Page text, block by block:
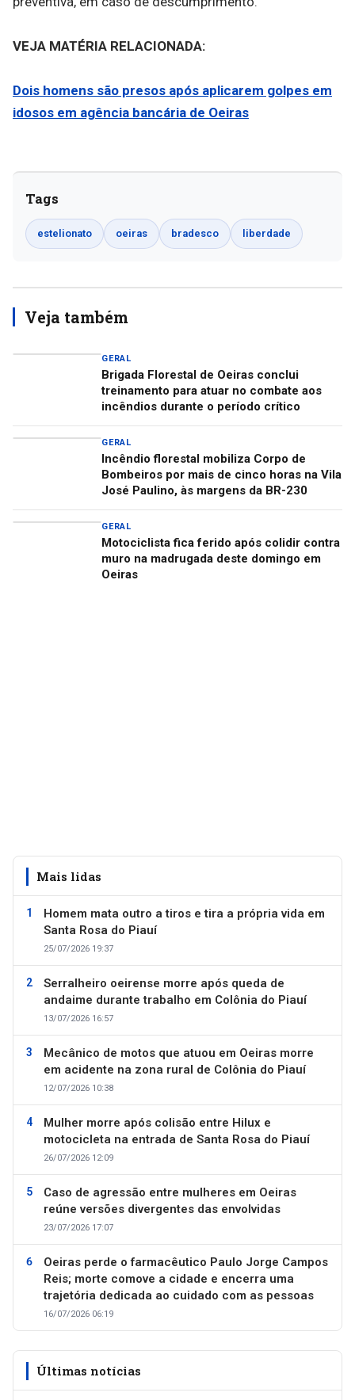
VEJA MATÉRIA RELACIONADA:
Dois homens são presos após aplicarem golpes em
idosos em agência bancária de Oeiras
Tags
estelionato oeiras bradesco liberdade
Veja também
GERAL
Brigada Florestal de Oeiras conclui
treinamento para atuar no combate aos
incêndios durante o período crítico
GERAL
Incêndio florestal mobiliza Corpo de
Bombeiros por mais de cinco horas na Vila
José Paulino, às margens da BR-230
GERAL
Motociclista fica ferido após colidir contra
muro na madrugada deste domingo em
Oeiras
Mais lidas
Homem mata outro a tiros e tira a própria vida em
Santa Rosa do Piauí
25/07/2026 19:37
Serralheiro oeirense morre após queda de
andaime durante trabalho em Colônia do Piauí
13/07/2026 16:57
Mecânico de motos que atuou em Oeiras morre
em acidente na zona rural de Colônia do Piauí
12/07/2026 10:38
Mulher morre após colisão entre Hilux e
motocicleta na entrada de Santa Rosa do Piauí
26/07/2026 12:09
Caso de agressão entre mulheres em Oeiras
reúne versões divergentes das envolvidas
23/07/2026 17:07
Oeiras perde o farmacêutico Paulo Jorge Campos
Reis; morte comove a cidade e encerra uma
trajetória dedicada ao cuidado com as pessoas
16/07/2026 06:19
Últimas notícias